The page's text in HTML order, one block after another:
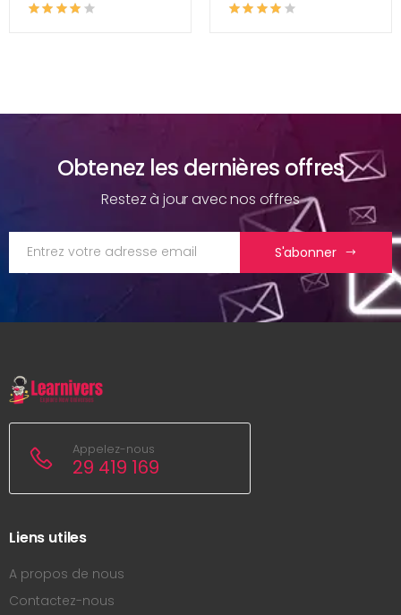
Obtenez les dernières offres
Restez à jour avec nos offres
S'abonner
Appelez-nous
29 419 169
Liens utiles
A propos de nous
Contactez-nous